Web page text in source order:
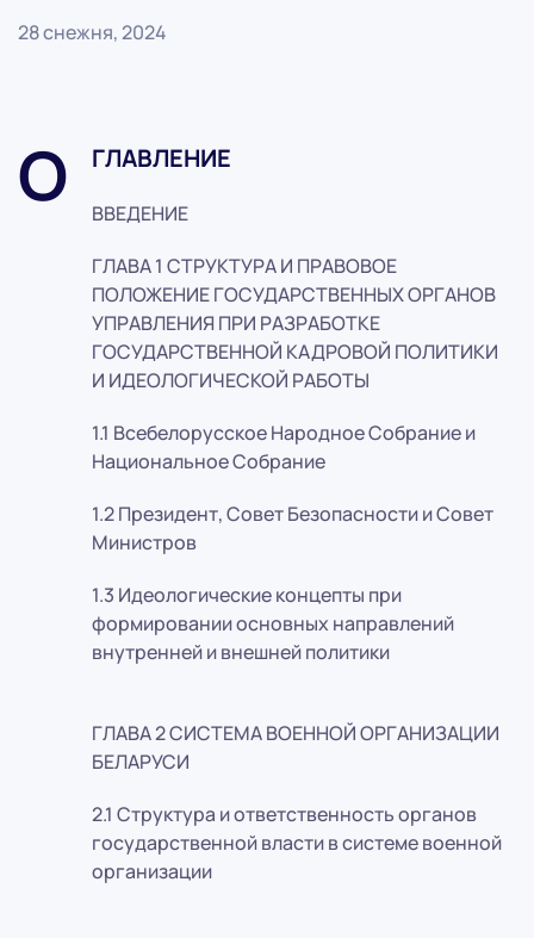
28 снежня, 2024
О ГЛАВЛЕНИЕ
ВВЕДЕНИЕ
ГЛАВА 1 СТРУКТУРА И ПРАВОВОЕ
ПОЛОЖЕНИЕ ГОСУДАРСТВЕННЫХ ОРГАНОВ
УПРАВЛЕНИЯ ПРИ РАЗРАБОТКЕ
ГОСУДАРСТВЕННОЙ КАДРОВОЙ ПОЛИТИКИ
И ИДЕОЛОГИЧЕСКОЙ РАБОТЫ
1.1 Всебелорусское Народное Собрание и
Национальное Собрание
1.2 Президент, Совет Безопасности и Совет
Министров
1.3 Идеологические концепты при
формировании основных направлений
внутренней и внешней политики
ГЛАВА 2 СИСТЕМА ВОЕННОЙ ОРГАНИЗАЦИИ
БЕЛАРУСИ
2.1 Структура и ответственность органов
государственной власти в системе военной
организации